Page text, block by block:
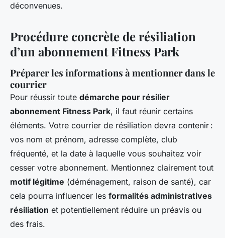
déconvenues.
Procédure concrète de résiliation
d’un abonnement Fitness Park
Préparer les informations à mentionner dans le
courrier
Pour réussir toute démarche pour résilier
abonnement Fitness Park, il faut réunir certains
éléments. Votre courrier de résiliation devra contenir :
vos nom et prénom, adresse complète, club
fréquenté, et la date à laquelle vous souhaitez voir
cesser votre abonnement. Mentionnez clairement tout
motif légitime (déménagement, raison de santé), car
cela pourra influencer les formalités administratives
résiliation et potentiellement réduire un préavis ou
des frais.